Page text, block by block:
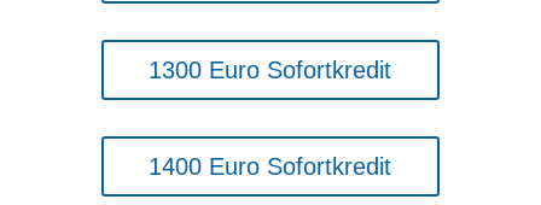
1300 Euro Sofortkredit
1400 Euro Sofortkredit